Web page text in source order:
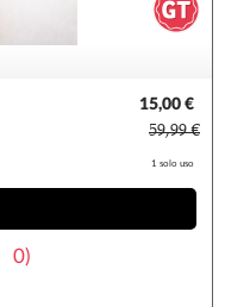
15,00 €
59,99 €
1 solo uso
0)